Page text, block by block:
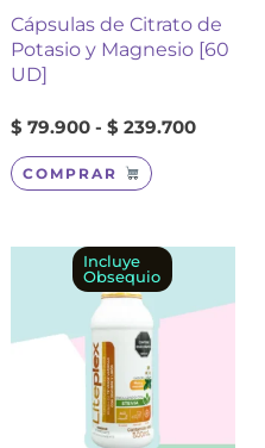
Cápsulas de Citrato de
Potasio y Magnesio [60
UD]
$ 79.900 - $ 239.700
COMPRAR
página
de
Incluye
Obsequio
Este
producto
tiene
múltiples
variantes.
Las
opciones
se